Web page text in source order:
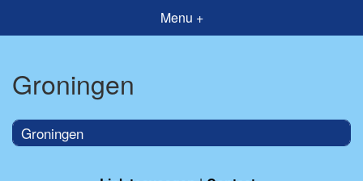
Menu +
Groningen
Groningen